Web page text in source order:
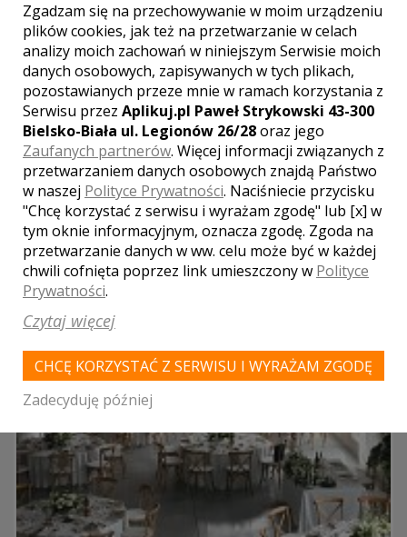
MYŚLENICE
LOKALE WESELNE Z MIASTAIZDEBNIK
WYNIKÓW:
Zgadzam się na przechowywanie w moim urządzeniu
plików cookies, jak też na przetwarzanie w celach
analizy moich zachowań w niniejszym Serwisie moich
danych osobowych, zapisywanych w tych plikach,
pozostawianych przeze mnie w ramach korzystania z
Serwisu przez Aplikuj.pl Paweł Strykowski 43-300
Bielsko-Biała ul. Legionów 26/28oraz jego
Zaufanych partnerów. Więcej informacji związanych z
przetwarzaniem danych osobowych znajdą Państwo
w naszej Polityce Prywatności. Naciśniecie przycisku
"Chcę korzystać z serwisu i wyrażam zgodę" lub [x] w
tym oknie informacyjnym, oznacza zgodę. Zgoda na
przetwarzanie danych w ww. celu może być w każdej
chwili cofnięta poprzez link umieszczony w Polityce
Prywatności.
Czytaj więcej
CHCĘ KORZYSTAĆ Z SERWISU I WYRAŻAM ZGODĘ
Zadecyduję później